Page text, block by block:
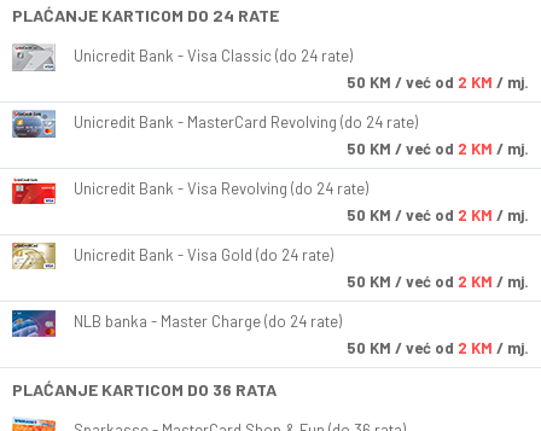
PLAĆANJE KARTICOM DO 24 RATE
Unicredit Bank - Visa Classic (do 24 rate)
50 KM / već od 2 KM / mj.
Unicredit Bank - MasterCard Revolving (do 24 rate)
50 KM / već od 2 KM / mj.
Unicredit Bank - Visa Revolving (do 24 rate)
50 KM / već od 2 KM / mj.
Unicredit Bank - Visa Gold (do 24 rate)
50 KM / već od 2 KM / mj.
NLB banka - Master Charge (do 24 rate)
50 KM / već od 2 KM / mj.
PLAĆANJE KARTICOM DO 36 RATA